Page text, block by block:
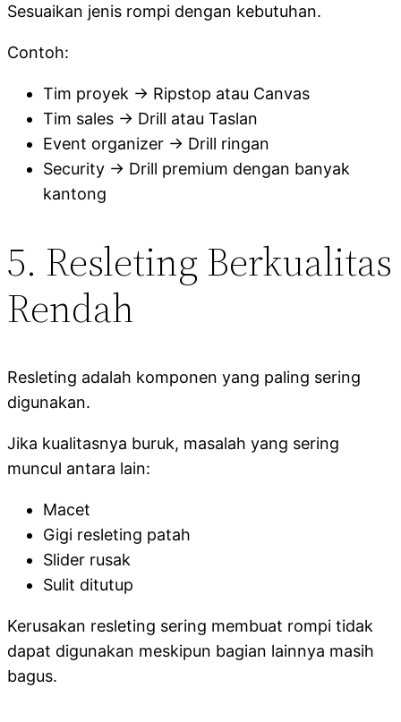
Sesuaikan jenis rompi dengan kebutuhan.
Contoh:
Tim proyek → Ripstop atau Canvas
Tim sales → Drill atau Taslan
Event organizer → Drill ringan
Security → Drill premium dengan banyak
kantong
5. Resleting Berkualitas
Rendah
Resleting adalah komponen yang paling sering
digunakan.
Jika kualitasnya buruk, masalah yang sering
muncul antara lain:
Macet
Gigi resleting patah
Slider rusak
Sulit ditutup
Kerusakan resleting sering membuat rompi tidak
dapat digunakan meskipun bagian lainnya masih
bagus.